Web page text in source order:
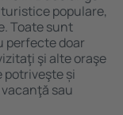
populare,
Toate sunt
perfecte doar
şi alte oraşe
potriveşte și
sau